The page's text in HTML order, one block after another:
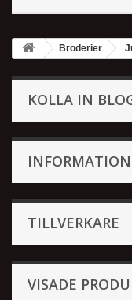
Broderier
KOLLA IN
INFORMATION
TILLVERKARE
VISADE